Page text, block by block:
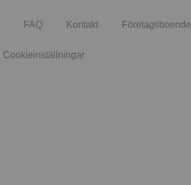
FAQ Kontakt Företagsboende
Cookieinställningar